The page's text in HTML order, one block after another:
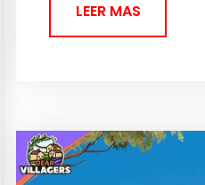
LEER MAS